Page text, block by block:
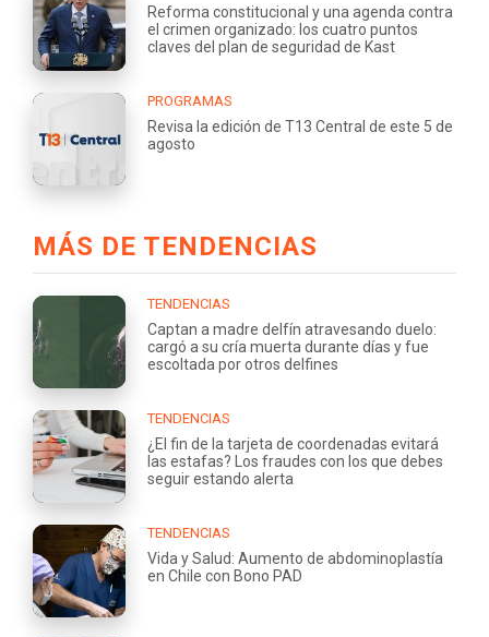
Reforma constitucional y una agenda contra
el crimen organizado: los cuatro puntos
claves del plan de seguridad de Kast
PROGRAMAS
Revisa la edición de T13 Central de este 5 de
agosto
MÁS DE TENDENCIAS
TENDENCIAS
Captan a madre delfín atravesando duelo:
cargó a su cría muerta durante días y fue
escoltada por otros delfines
TENDENCIAS
¿El fin de la tarjeta de coordenadas evitará
las estafas? Los fraudes con los que debes
seguir estando alerta
TENDENCIAS
Vida y Salud: Aumento de abdominoplastía
en Chile con Bono PAD